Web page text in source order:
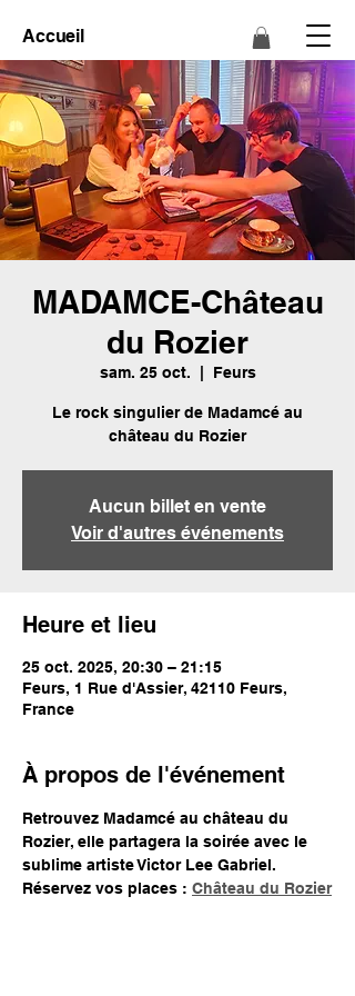
Accueil
MADAMCE-Château
du Rozier
sam. 25 oct. Feurs
Le rock singulier de Madamcé au
château du Rozier
Aucun billet en vente
Voir d'autres événements
Heure et lieu
25 oct. 2025, 20:30 – 21:15
Feurs, 1 Rue d'Assier, 42110 Feurs,
France
À propos de l'événement
Retrouvez Madamcé au château du
Rozier, elle partagera la soirée avec le
sublime artiste Victor Lee Gabriel.
Réservez vos places : Château du Rozier